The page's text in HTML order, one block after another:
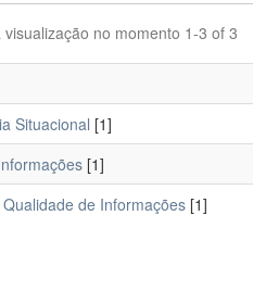
visualização no momento 1-3 of 3
Situacional [1]
[1]
de Informações [1]